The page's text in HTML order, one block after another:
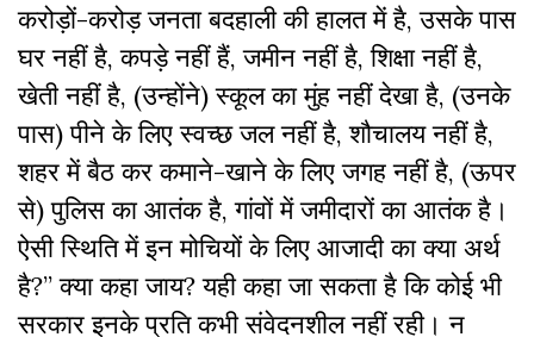
करोड़ों-करोड़ जनता बदहाली की हालत में है, उसके पास
घर नहीं है, कपड़े नहीं हैं, जमीन नहीं है, शिक्षा नहीं है,
खेती नहीं है, (उन्होंने) स्कूल का मुंह नहीं देखा है, (उनके
पास) पीने के लिए स्वच्छ जल नहीं है, शौचालय नहीं है,
शहर में बैठ कर कमाने-खाने के लिए जगह नहीं है, (ऊपर
से) पुलिस का आतंक है, गांवों में जमीदारों का आतंक है।
ऐसी स्थिति में इन मोचियों के लिए आजादी का क्या अर्थ
है?” क्या कहा जाय? यही कहा जा सकता है कि कोई भी
सरकार इनके प्रति कभी संवेदनशील नहीं रही। न